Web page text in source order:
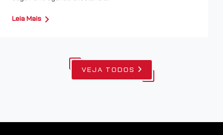
Leia Mais
VEJA TODOS